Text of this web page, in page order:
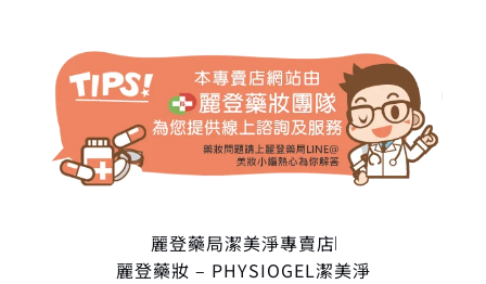
麗登藥局潔美淨專賣店
麗登藥妝 – PHYSIOGEL潔美淨